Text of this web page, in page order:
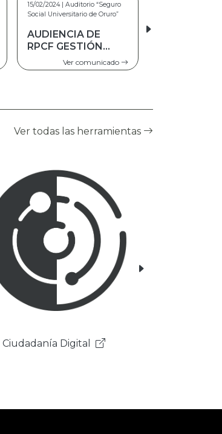
02/08/2023 | Seguro Social
Universitario de Oruro
TRATO
PREFERENTE A
PERSONAS
ADULTAS MAYORES
Ver comunicado
Ver todas las herramientas
Gobierno Electrónico